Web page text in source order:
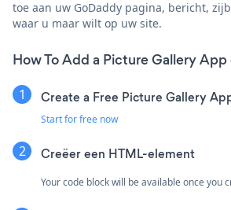
toe aan uw GoDaddy pagina, bericht,
waar u maar wilt op uw site.
How To Add a Picture Gallery
Create a Free Picture Gallery
Start for free now
Creëer een HTML-element
Your code block will be available once you